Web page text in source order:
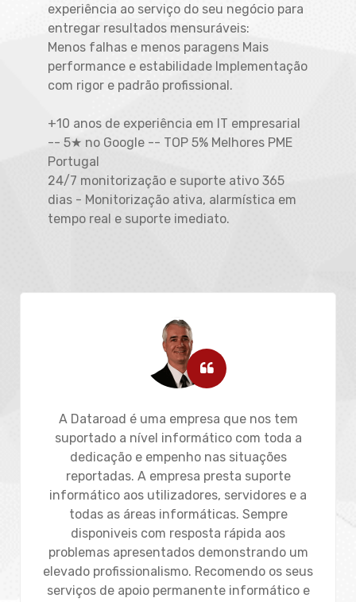
experiência ao serviço do seu negócio para
entregar resultados mensuráveis:
Menos falhas e menos paragens Mais
performance e estabilidade Implementação
com rigor e padrão profissional.
+10 anos de experiência em IT empresarial
-- 5★ no Google -- TOP 5% Melhores PME
Portugal
24/7 monitorização e suporte ativo 365
dias - Monitorização ativa, alarmística em
tempo real e suporte imediato.
A Dataroad é uma empresa que nos tem
suportado a nível informático com toda a
dedicação e empenho nas situações
reportadas. A empresa presta suporte
informático aos utilizadores, servidores e a
todas as áreas informáticas. Sempre
disponiveis com resposta rápida aos
problemas apresentados demonstrando um
elevado profissionalismo. Recomendo os seus
serviços de apoio permanente informático e